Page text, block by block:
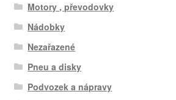
Motory , převodovky
Nádobky
Nezařazené
Pneu a disky
Podvozek a nápravy